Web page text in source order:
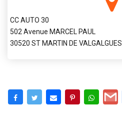
CC AUTO 30
502 Avenue MARCEL PAUL
30520 ST MARTIN DE VALGALGUES